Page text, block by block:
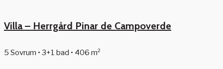
Villa – Herrgård Pinar de Campoverde
5 Sovrum • 3+1 bad • 406 m²